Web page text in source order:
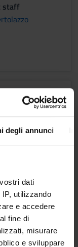
degli annunci
dati
utilizzando
e accedere
fine di
misurare
e sviluppare
staff
of
staff